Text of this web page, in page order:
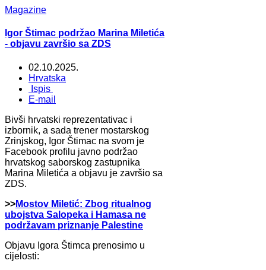
Magazine
Igor Štimac podržao Marina Miletića
- objavu završio sa ZDS
02.10.2025.
Hrvatska
Ispis
E-mail
Bivši hrvatski reprezentativac i
izbornik, a sada trener mostarskog
Zrinjskog, Igor Štimac na svom je
Facebook profilu javno podržao
hrvatskog saborskog zastupnika
Marina Miletića a objavu je završio sa
ZDS.
>>Mostov Miletić: Zbog ritualnog
ubojstva Salopeka i Hamasa ne
podržavam priznanje Palestine
Objavu Igora Štimca prenosimo u
cijelosti: